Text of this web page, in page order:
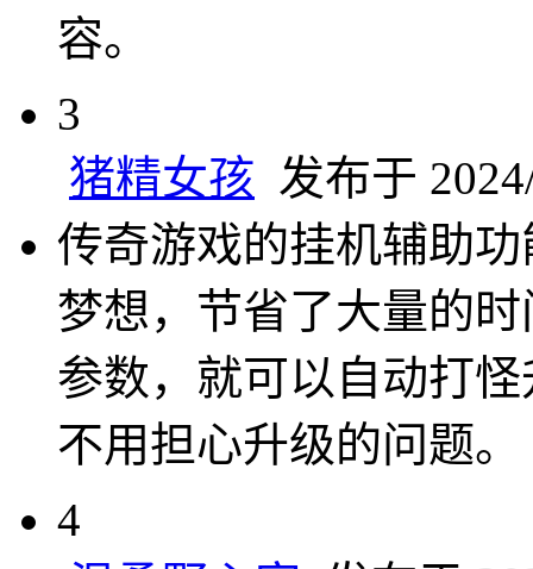
容。
3
猪精女孩 发布于
传奇游戏的挂机辅助
梦想，节省了大量的
参数，就可以自动打
不用担心升级的问题。
4